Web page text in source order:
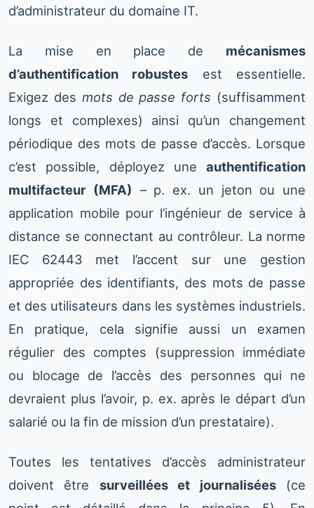
d’administrateur du domaine IT.
La mise en place de mécanismes
d’authentification robustes est essentielle.
Exigez des mots de passe forts (suffisamment
longs et complexes) ainsi qu’un changement
périodique des mots de passe d’accès. Lorsque
c’est possible, déployez une authentification
multifacteur (MFA) – p. ex. un jeton ou une
application mobile pour l’ingénieur de service à
distance se connectant au contrôleur. La norme
IEC 62443 met l’accent sur une gestion
appropriée des identifiants, des mots de passe
et des utilisateurs dans les systèmes industriels.
En pratique, cela signifie aussi un examen
régulier des comptes (suppression immédiate
ou blocage de l’accès des personnes qui ne
devraient plus l’avoir, p. ex. après le départ d’un
salarié ou la fin de mission d’un prestataire).
Toutes les tentatives d’accès administrateur
doivent être surveillées et journalisées(ce